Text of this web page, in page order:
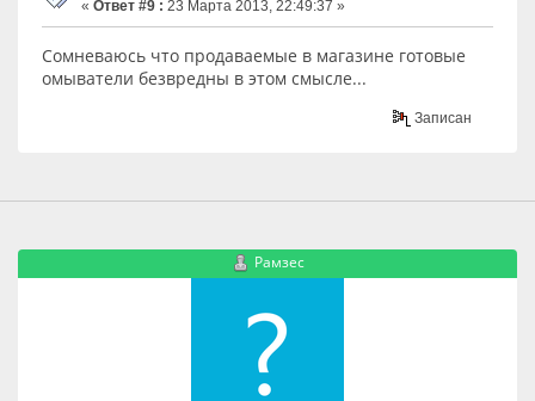
« Ответ #9 : 23 Марта 2013, 22:49:37 »
Сомневаюсь что продаваемые в магазине готовые
омыватели безвредны в этом смысле...
Записан
Рамзес